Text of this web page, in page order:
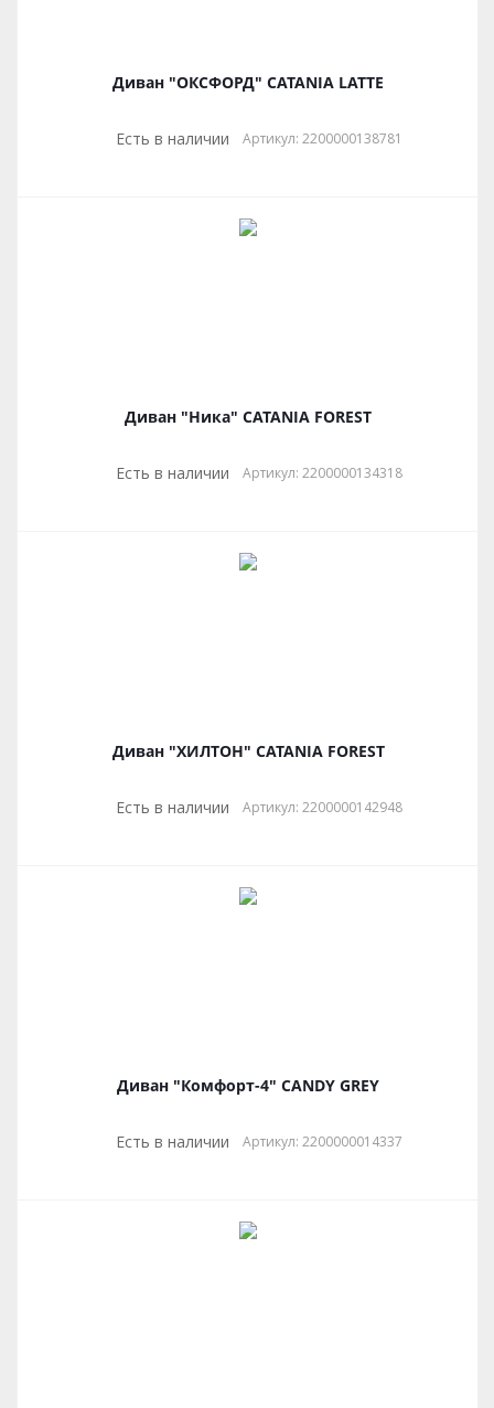
Диван "ОКСФОРД" CATANIA LATTE
Есть в наличии Артикул: 2200000138781
Диван "Ника" CATANIA FOREST
Есть в наличии Артикул: 2200000134318
Диван "ХИЛТОН" CATANIA FOREST
Есть в наличии Артикул: 2200000142948
Диван "Комфорт-4" CANDY GREY
Есть в наличии Артикул: 2200000014337